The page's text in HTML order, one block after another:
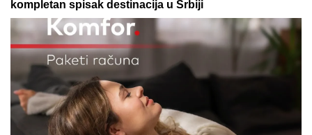
08. 08. 2026 07:28
NOVI TALAS PAKLA: Britanija peti put aktivirala žuti
alarm